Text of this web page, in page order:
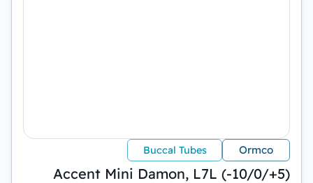
Ormco
Buccal Tubes
Accent Mini Damon, L7L (-10/0/+5)